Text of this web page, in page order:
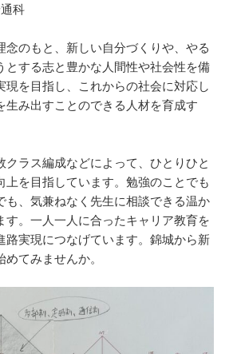
科
念のもと、新しい自分づくりや、やる
とする志と豊かな人間性や社会性を備
現を目指し、これからの社会に対応し
生み出すことのできる人材を育成す
クラス編成などによって、ひとりひと
上を目指しています。勉強のことでも
も、気兼ねなく先生に相談できる温か
す。一人一人に合ったキャリア教育を
路実現につなげています。錦城から新
てみませんか。